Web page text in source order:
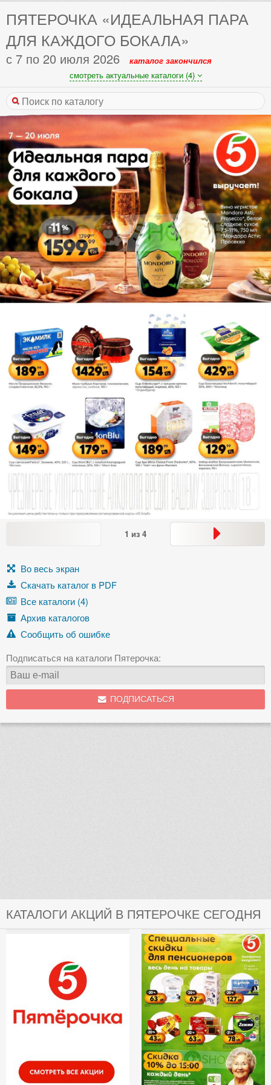
ПЯТЕРОЧКА «ИДЕАЛЬНАЯ ПАРА
ДЛЯ КАЖДОГО БОКАЛА»
с 7 по 20 июля 2026
каталог закончился
смотреть актуальные каталоги (4)
1 из 4
Во весь экран
Скачать каталог в PDF
Все каталоги (4)
Архив каталогов
Сообщить об ошибке
Подписаться на каталоги Пятерочка:
ПОДПИСАТЬСЯ
КАТАЛОГИ АКЦИЙ В ПЯТЕРОЧКЕ СЕГОДНЯ